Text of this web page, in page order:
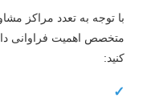
توجه به تعدد مراکز
اهمیت فراوانی دارد.